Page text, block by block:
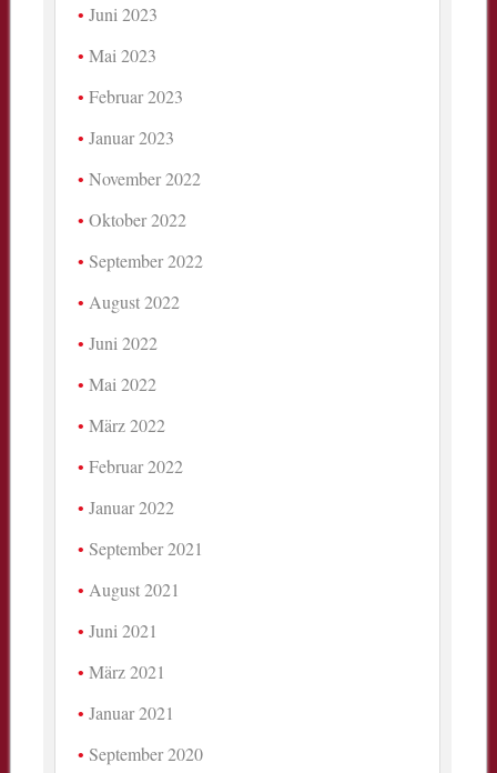
Juni 2023
Mai 2023
Februar 2023
Januar 2023
November 2022
Oktober 2022
September 2022
August 2022
Juni 2022
Mai 2022
März 2022
Februar 2022
Januar 2022
September 2021
August 2021
Juni 2021
März 2021
Januar 2021
September 2020